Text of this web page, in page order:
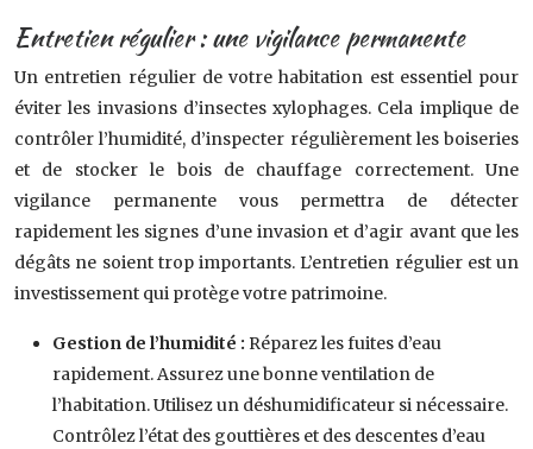
Entretien régulier : une vigilance permanente
Un entretien régulier de votre habitation est essentiel pour
éviter les invasions d’insectes xylophages. Cela implique de
contrôler l’humidité, d’inspecter régulièrement les boiseries
et de stocker le bois de chauffage correctement. Une
vigilance permanente vous permettra de détecter
rapidement les signes d’une invasion et d’agir avant que les
dégâts ne soient trop importants. L’entretien régulier est un
investissement qui protège votre patrimoine.
Gestion de l’humidité : Réparez les fuites d’eau
rapidement. Assurez une bonne ventilation de
l’habitation. Utilisez un déshumidificateur si nécessaire.
Contrôlez l’état des gouttières et des descentes d’eau